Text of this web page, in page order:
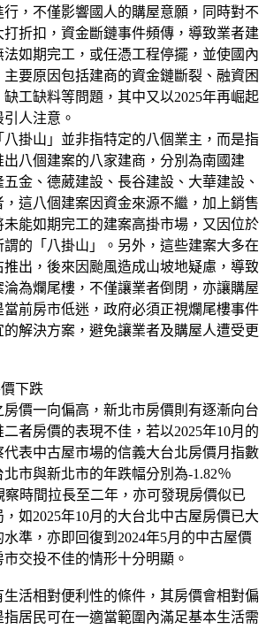
，不僅影響國人的購屋意願，同時對不
折扣，資金斷鏈事件頻傳，導致業者建
如期完工，或任憑工程停擺，並使國內
要原因包括建商的資金鏈斷裂、融資困
工缺料等問題，其中又以2025年再崛起
人注意。
掛山」並非指特定的八個業主，而是指
八個建案的八家建商，分別為南國建
金、德葳建設、長谷建設、大華建設、
這八個建案因資金來源不繼，加上銷售
能如期完工的建案高掛市場，又因位於
的「八掛山」。另外，這些建案大多在
推出，後來因颱風造成山坡地疑慮，導致
為爛尾樓，不僅讓業者倒閉，亦讓購屋
當前房市低迷，政府必須正視爛尾樓事件
解決方案，避免讓業者及購屋人遭受更
下跌
價一向偏高，新北市房價則有逐漸向台
者房價的表現不佳，若以2025年10月的
表中古屋市場的信義大台北房價月指數
市與新北市的年跌幅分別為-1.82％
察時間拉長至二年，亦可發現房價似已
如2025年10月的大台北中古屋房價已大
準，亦即回復到2024年5月的中古屋價
交投不佳的情形十分明顯。
活相對便利性的條件，其房價會相對偏
居民可在一適當範圍內滿足基本生活需